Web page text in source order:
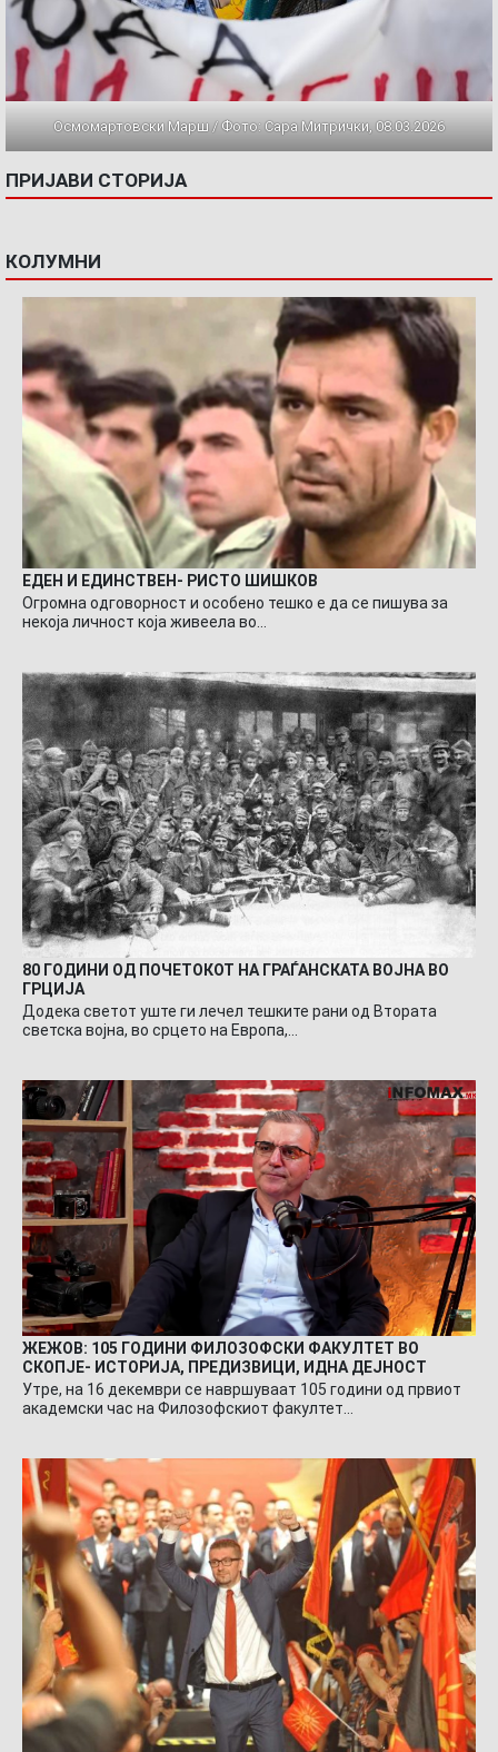
Осмомартовски Марш / Фото: Сара Митрички, 08.03.2026
ПРИЈАВИ СТОРИЈА
КОЛУМНИ
ЕДЕН И ЕДИНСТВЕН- РИСТО ШИШКОВ
Огромна одговорност и особено тешко е да се пишува за
некоја личност која живеела во…
80 ГОДИНИ ОД ПОЧЕТОКОТ НА ГРАЃАНСКАТА ВОЈНА ВО
ГРЦИЈА
Додека светот уште ги лечел тешките рани од Втората
светска војна, во срцето на Европа,…
ЖЕЖОВ: 105 ГОДИНИ ФИЛОЗОФСКИ ФАКУЛТЕТ ВО
СКОПЈЕ- ИСТОРИЈА, ПРЕДИЗВИЦИ, ИДНА ДЕЈНОСТ
Утре, на 16 декември се навршуваат 105 години од првиот
академски час на Филозофскиот факултет…